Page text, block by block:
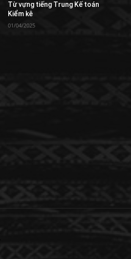
Từ vựng tiếng Trung Kế toán
Kiểm kê
01/04/2025